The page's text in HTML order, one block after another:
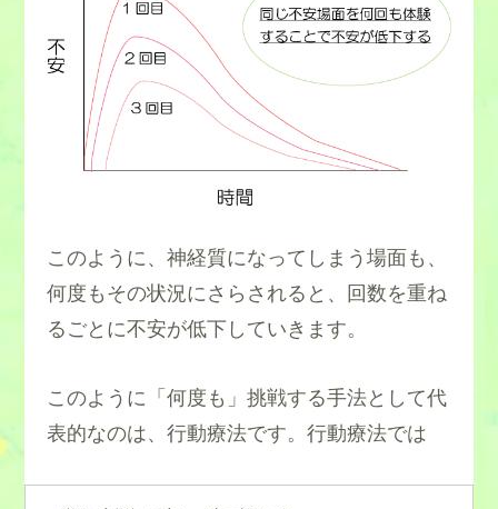
このように、神経質になってしまう場面も、
何度もその状況にさらされると、回数を重ね
るごとに不安が低下していきます。
このように「何度も」挑戦する手法として代
表的なのは、行動療法です。行動療法では